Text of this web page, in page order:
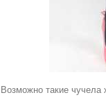
Возможно такие